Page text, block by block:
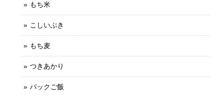
もち米
こしいぶき
もち麦
つきあかり
パックご飯